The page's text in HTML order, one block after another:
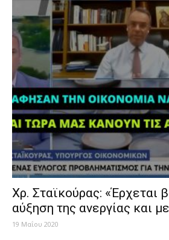
Χρ. Σταϊκούρας: «Έρχεται
αύξηση της ανεργίας και
19 Μαΐου 2020